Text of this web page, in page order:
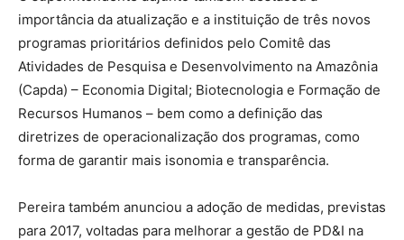
importância da atualização e a instituição de três novos
programas prioritários definidos pelo Comitê das
Atividades de Pesquisa e Desenvolvimento na Amazônia
(Capda) – Economia Digital; Biotecnologia e Formação de
Recursos Humanos – bem como a definição das
diretrizes de operacionalização dos programas, como
forma de garantir mais isonomia e transparência.
Pereira também anunciou a adoção de medidas, previstas
para 2017, voltadas para melhorar a gestão de PD&I na